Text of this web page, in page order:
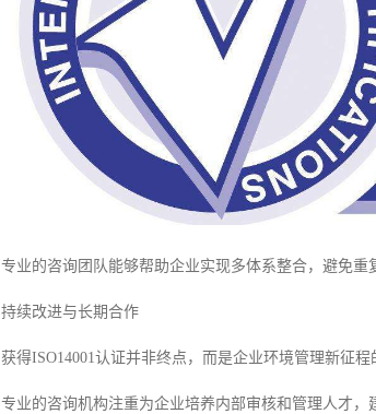
专业的咨询团队能够帮助企业实现多体系整合，避免重
持续改进与长期合作
获得ISO14001认证并非终点，而是企业环境管理新征程
专业的咨询机构注重为企业培养内部审核和管理人才